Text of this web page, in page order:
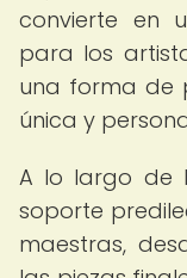
convierte en
para los
una forma de
única y
A lo largo de
soporte
maestras,